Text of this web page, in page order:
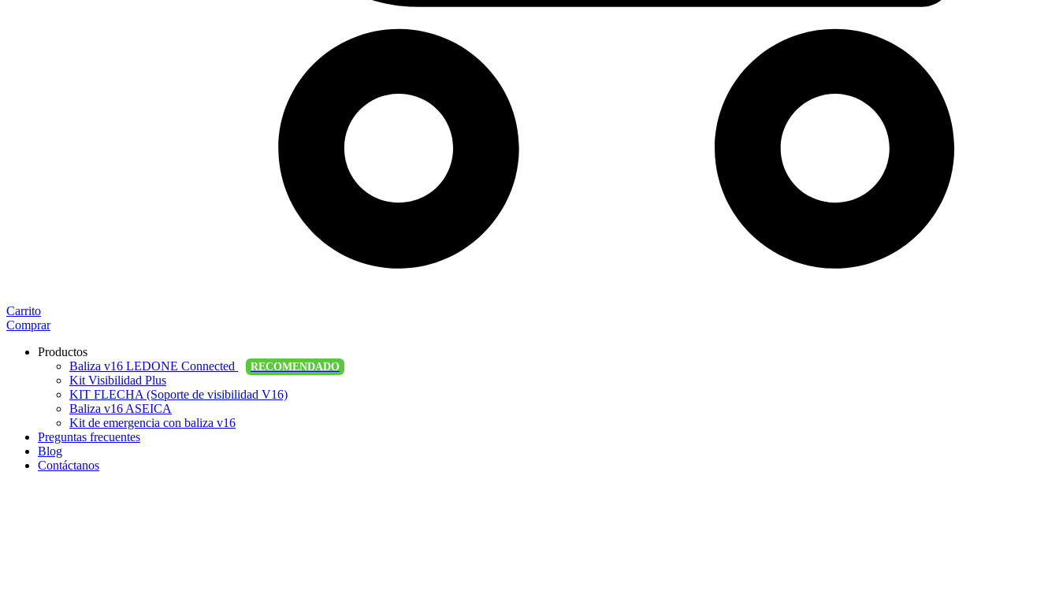
Carrito
Comprar
Productos
Baliza v16 LEDONE Connected
RECOMENDADO
Kit Visibilidad Plus
KIT FLECHA (Soporte de visibilidad V16)
Baliza v16 ASEICA
Kit de emergencia con baliza v16
Preguntas frecuentes
Blog
Contáctanos